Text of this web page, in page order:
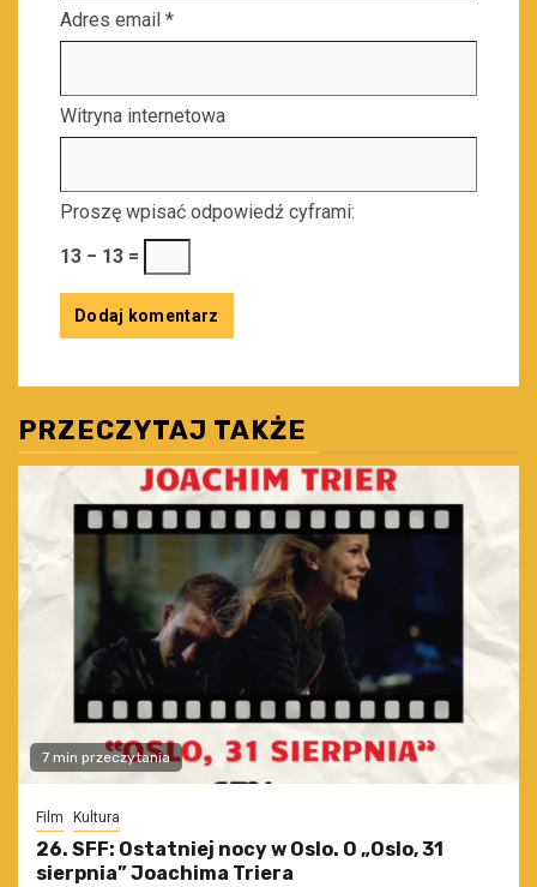
Adres email *
Witryna internetowa
Proszę wpisać odpowiedź cyframi:
13 − 13 =
PRZECZYTAJ TAKŻE
7 min przeczytania
Film Kultura
26. SFF: Ostatniej nocy w Oslo. O „Oslo, 31
sierpnia” Joachima Triera